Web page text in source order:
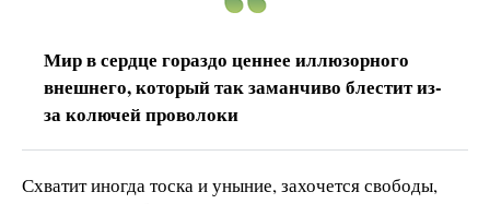
Мир в сердце гораздо ценнее иллюзорного
внешнего, который так заманчиво блестит из-
за колючей проволоки
Схватит иногда тоска и уныние, захочется свободы,